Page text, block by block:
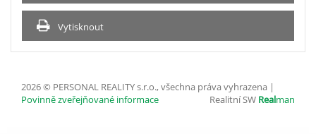
Vytisknout
2026 © PERSONAL REALITY s.r.o., všechna práva vyhrazena |
Povinně zveřejňované informace
Realitní SW Realman